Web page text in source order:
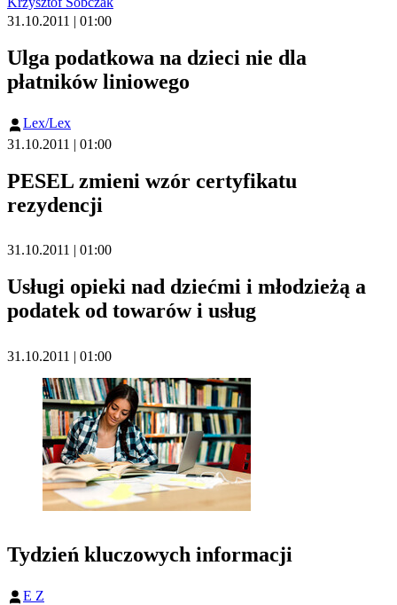
31.10.2011 | 01:00
Ulga podatkowa na dzieci nie dla
płatników liniowego
Lex/Lex
31.10.2011 | 01:00
PESEL zmieni wzór certyfikatu
rezydencji
31.10.2011 | 01:00
Usługi opieki nad dziećmi i młodzieżą a
podatek od towarów i usług
31.10.2011 | 01:00
Tydzień kluczowych informacji
E Z